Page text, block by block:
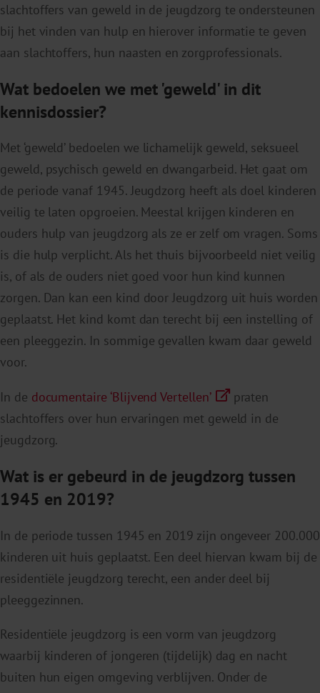
slachtoffers van geweld in de jeugdzorg te ondersteunen
bij het vinden van hulp en hierover informatie te geven
aan slachtoffers, hun naasten en zorgprofessionals.
Wat bedoelen we met 'geweld' in dit
kennisdossier?
Met ‘geweld’ bedoelen we lichamelijk geweld, seksueel
geweld, psychisch geweld en dwangarbeid. Het gaat om
de periode vanaf 1945. Jeugdzorg heeft als doel kinderen
veilig te laten opgroeien. Meestal krijgen kinderen en
ouders hulp van jeugdzorg als ze er zelf om vragen. Soms
is die hulp verplicht. Als het thuis bijvoorbeeld niet veilig
is, of als de ouders niet goed voor hun kind kunnen
zorgen. Dan kan een kind door Jeugdzorg uit huis worden
geplaatst. Het kind komt dan terecht bij een instelling of
een pleeggezin. In sommige gevallen kwam daar geweld
voor.
In de documentaire ‘Blijvend Vertellen’
praten
slachtoffers over hun ervaringen met geweld in de
jeugdzorg.
Wat is er gebeurd in de jeugdzorg tussen
1945 en 2019?
In de periode tussen 1945 en 2019 zijn ongeveer 200.000
kinderen uit huis geplaatst. Een deel hiervan kwam bij de
residentiële jeugdzorg terecht, een ander deel bij
pleeggezinnen.
Residentiële jeugdzorg is een vorm van jeugdzorg
waarbij kinderen of jongeren (tijdelijk) dag en nacht
buiten hun eigen omgeving verblijven. Onder de